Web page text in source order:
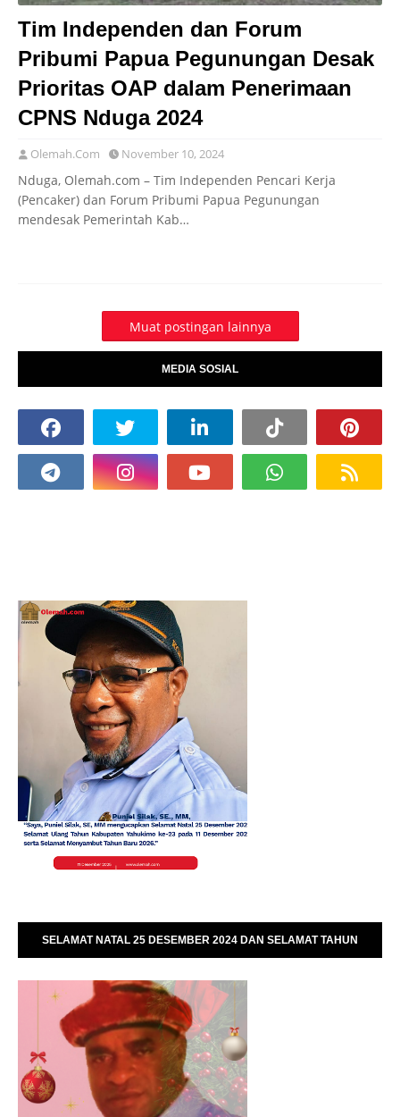
Tim Independen dan Forum
Pribumi Papua Pegunungan Desak
Prioritas OAP dalam Penerimaan
CPNS Nduga 2024
Olemah.Com November 10, 2024
Nduga, Olemah.com – Tim Independen Pencari Kerja
(Pencaker) dan Forum Pribumi Papua Pegunungan
mendesak Pemerintah Kab…
Muat postingan lainnya
MEDIA SOSIAL
SELAMAT NATAL 25 DESEMBER 2024 DAN SELAMAT TAHUN